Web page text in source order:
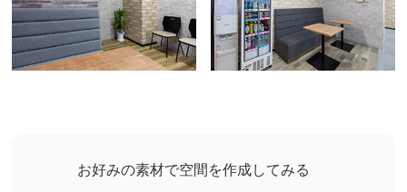
お好みの素材で空間を作成してみる